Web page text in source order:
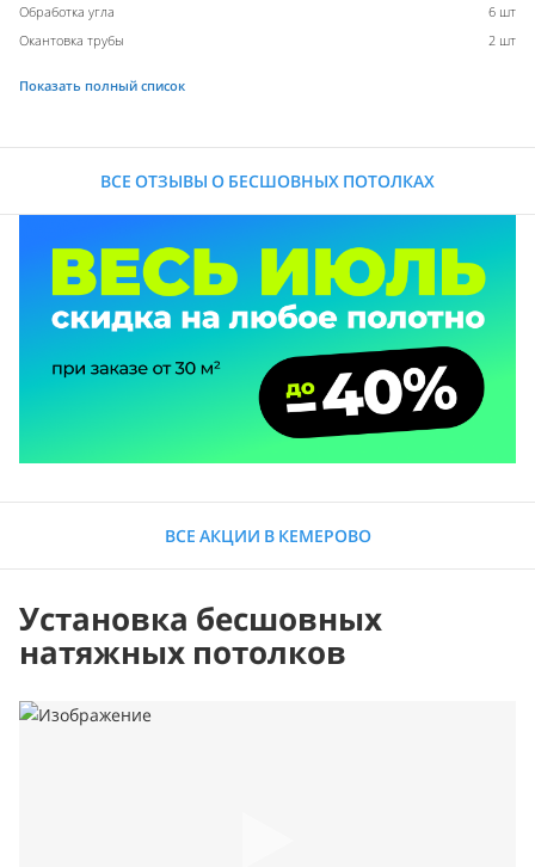
Обработка угла
6 шт
Окантовка трубы
2 шт
Показать полный список
ВСЕ ОТЗЫВЫ О БЕСШОВНЫХ ПОТОЛКАХ
ВСЕ АКЦИИ В КЕМЕРОВО
Установка бесшовных
натяжных потолков